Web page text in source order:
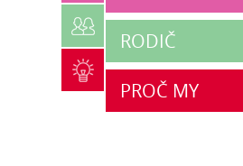
RODIČ
PROČ MY